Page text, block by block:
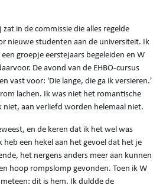
zat in de commissie die alles regelde
nieuwe studenten aan de universiteit. Ik
groepje eerstejaars begeleiden en W
De avond van de EHBO-cursus
vast voor: 'Die lange, die ga ik versieren.'
lachen. Ik was niet het romantische
niet, aan verliefd worden helemaal niet.
en de keren dat ik het wel was
heb een hekel aan het gevoel dat het je
het nergens anders meer aan kunnen
hoop rompslomp gevonden. Toen ik W
dit is hem. Ik duldde de